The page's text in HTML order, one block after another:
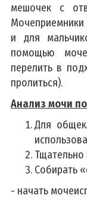
мешочек с
и для
помощью
перелить в
пролиться).
Анализ мочи
Для
Тщательно
Собирать
- начать